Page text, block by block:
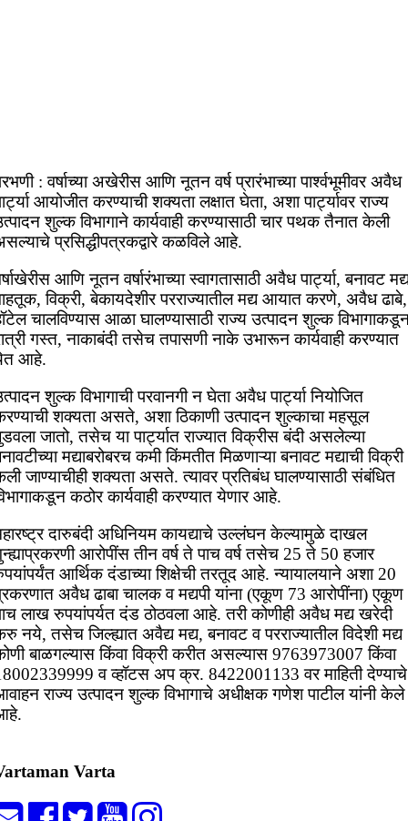
: वर्षाच्या अखेरीस आणि नूतन वर्ष प्रारंभाच्या पार्श्वभूमीवर अवैध
आयोजीत करण्याची शक्यता लक्षात घेता, अशा पार्ट्यावर राज्य
शुल्क विभागाने कार्यवाही करण्यासाठी चार पथक तैनात केली
प्रसिद्धीपत्रकद्वारे कळविले आहे.
आणि नूतन वर्षारंभाच्या स्वागतासाठी अवैध पार्ट्या, बनावट
विक्री, बेकायदेशीर परराज्यातील मद्य आयात करणे, अवैध ढाबे,
चालविण्यास आळा घालण्यासाठी राज्य उत्पादन शुल्क
गस्त, नाकाबंदी तसेच तपासणी नाके उभारून कार्यवाही करण्यात
आहे.
शुल्क विभागाची परवानगी न घेता अवैध पार्ट्या नियोजित
शक्यता असते, अशा ठिकाणी उत्पादन शुल्काचा महसूल
जातो, तसेच या पार्ट्यात राज्यात विक्रीस बंदी असलेल्या
मद्याबरोबरच कमी किंमतीत मिळणाऱ्या बनावट मद्याची विक्री
जाण्याचीही शक्यता असते. त्यावर प्रतिबंध घालण्यासाठी संबंधित
कठोर कार्यवाही करण्यात येणार आहे.
दारुबंदी अधिनियम कायद्याचे उल्लंघन केल्यामुळे दाखल
आरोपींस तीन वर्ष ते पाच वर्ष तसेच 25 ते 50 हजार
आर्थिक दंडाच्या शिक्षेची तरतूद आहे. न्यायालयाने अशा 20
अवैध ढाबा चालक व मद्यपी यांना (एकूण 73 आरोपींना) एकूण
लाख रुपयांपर्यत दंड ठोठवला आहे. तरी कोणीही अवैध मद्य खरेदी
नये, तसेच जिल्ह्यात अवैद्य मद्य, बनावट व परराज्यातील विदेशी मद्य
बाळगल्यास किंवा विक्री करीत असल्यास 9763973007 किंवा
व व्हॉटस अप क्र. 8422001133 वर माहिती देण्याचे
राज्य उत्पादन शुल्क विभागाचे अधीक्षक गणेश पाटील यांनी केले
Varta